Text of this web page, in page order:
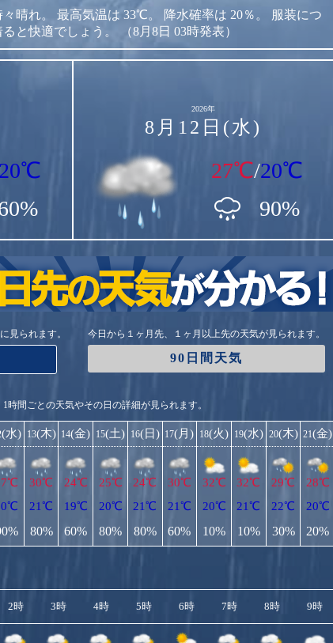
晴れ。 最高気温は 33℃。 降水確率は 20％。
服装につ
と快適でしょう。 （8月8日 03時発表）
2026年
8月12日(水)
27℃/20℃
90%
見られます。 今日から１ヶ月先、１ヶ月以上先の天気が見られます。
90日間天気
時間ごとの天気やその日の詳細が見られます。
(水) 13(木)
30℃
21℃
80%
14(金)
24℃
19℃
60%
15(土)
25℃
20℃
80%
16(日)
24℃
21℃
80%
17(月)
30℃
21℃
60%
18(火)
32℃
20℃
10%
19(水)
32℃
21℃
10%
20(木)
29℃
22℃
30%
21(金)
28℃
20℃
20%
2時 3時 4時 5時 6時 7時 8時 9時